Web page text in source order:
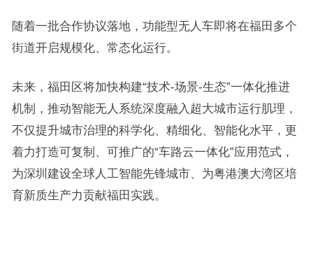
随着一批合作协议落地，功能型无人车即将在福田多个
街道开启规模化、常态化运行。
未来，福田区将加快构建“技术-场景-生态”一体化推进
机制，推动智能无人系统深度融入超大城市运行肌理，
不仅提升城市治理的科学化、精细化、智能化水平，更
着力打造可复制、可推广的“车路云一体化”应用范式，
为深圳建设全球人工智能先锋城市、为粤港澳大湾区培
育新质生产力贡献福田实践。